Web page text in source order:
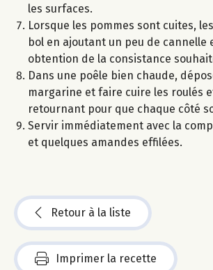
les surfaces.
Lorsque les pommes sont cuites,
bol en ajoutant un peu de cannelle
obtention de la consistance
Dans une poêle bien chaude,
margarine et faire cuire les roulés
retournant pour que chaque côté
Servir immédiatement avec la
et quelques amandes effilées.
Retour à la liste
Imprimer la recette